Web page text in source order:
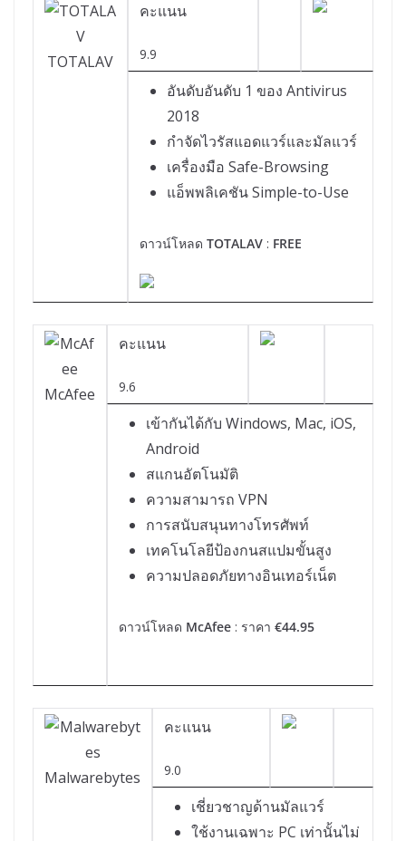
TOTALAV
คะแนน
9.9
อันดับอันดับ 1 ของ Antivirus
2018
กำจัดไวรัสแอดแวร์และมัลแวร์
เครื่องมือ Safe-Browsing
แอ็พพลิเคชัน Simple-to-Use
ดาวน์โหลด TOTALAV : FREE
McAfee
คะแนน
9.6
เข้ากันได้กับ Windows, Mac, iOS,
Android
สแกนอัตโนมัติ
ความสามารถ VPN
การสนับสนุนทางโทรศัพท์
เทคโนโลยีป้องกนสแปมขั้นสูง
ความปลอดภัยทางอินเทอร์เน็ต
ดาวน์โหลด McAfee : ราคา €44.95
Malwarebytes
คะแนน
9.0
เชี่ยวชาญด้านมัลแวร์
ใช้งานเฉพาะ PC เท่านั้นไม่